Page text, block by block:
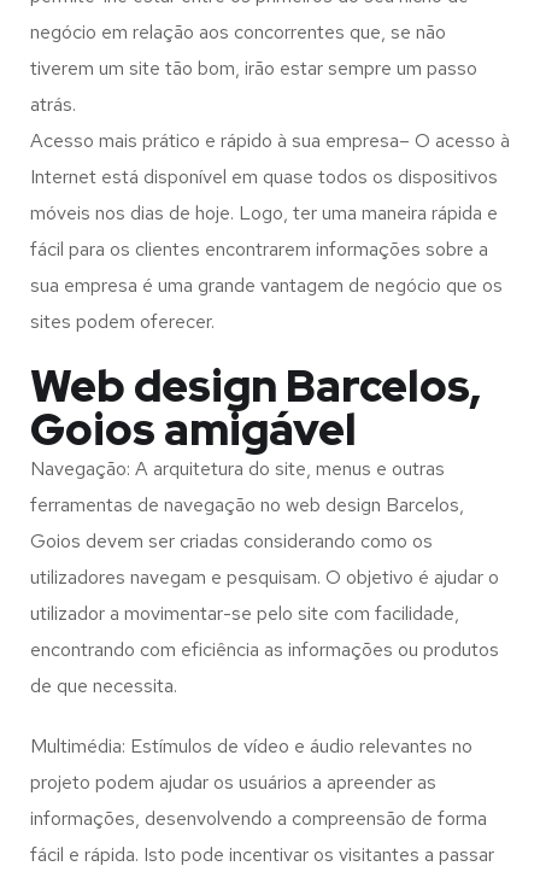
negócio em relação aos concorrentes que, se não
tiverem um site tão bom, irão estar sempre um passo
atrás.
Acesso mais prático e rápido à sua empresa– O acesso à
Internet está disponível em quase todos os dispositivos
móveis nos dias de hoje. Logo, ter uma maneira rápida e
fácil para os clientes encontrarem informações sobre a
sua empresa é uma grande vantagem de negócio que os
sites podem oferecer.
Web design Barcelos,
Goios amigável
Navegação: A arquitetura do site, menus e outras
ferramentas de navegação no web design Barcelos,
Goios devem ser criadas considerando como os
utilizadores navegam e pesquisam. O objetivo é ajudar o
utilizador a movimentar-se pelo site com facilidade,
encontrando com eficiência as informações ou produtos
de que necessita.
Multimédia: Estímulos de vídeo e áudio relevantes no
projeto podem ajudar os usuários a apreender as
informações, desenvolvendo a compreensão de forma
fácil e rápida. Isto pode incentivar os visitantes a passar